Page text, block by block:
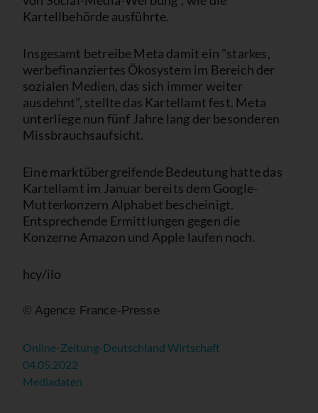
Kartellbehörde ausführte.
Insgesamt betreibe Meta damit ein "starkes,
werbefinanziertes Ökosystem im Bereich der
sozialen Medien, das sich immer weiter
ausdehnt", stellte das Kartellamt fest. Meta
unterliege nun fünf Jahre lang der besonderen
Missbrauchsaufsicht.
Eine marktübergreifende Bedeutung hatte das
Kartellamt im Januar bereits dem Google-
Mutterkonzern Alphabet bescheinigt.
Entsprechende Ermittlungen gegen die
Konzerne Amazon und Apple laufen noch.
hcy/ilo
© Agence France-Presse
Online-Zeitung-Deutschland Wirtschaft
04.05.2022
Mediadaten